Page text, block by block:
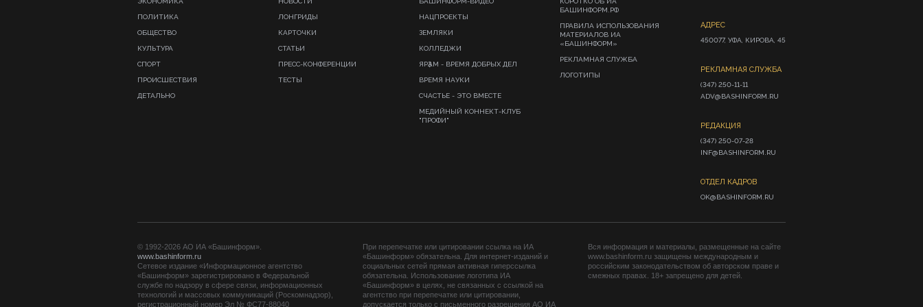
ПОЛИТИКА
ОБЩЕСТВО
КУЛЬТУРА
СПОРТ
ПРОИСШЕСТВИЯ
ДЕТАЛЬНО
ЛОНГРИДЫ
КАРТОЧКИ
СТАТЬИ
ПРЕСС-КОНФЕРЕНЦИИ
ТЕСТЫ
НАЦПРОЕКТЫ
ЗЕМЛЯКИ
КОЛЛЕДЖИ
ЯРҘАМ - ВРЕМЯ ДОБРЫХ ДЕЛ
ВРЕМЯ НАУКИ
СЧАСТЬЕ - ЭТО ВМЕСТЕ
МЕДИЙНЫЙ КОННЕКТ-КЛУБ
"ПРОФИ"
БАШИНФОРМ.РФ
ПРАВИЛА ИСПОЛЬЗОВАНИЯ
МАТЕРИАЛОВ ИА
«БАШИНФОРМ»
РЕКЛАМНАЯ СЛУЖБА
ЛОГОТИПЫ
АДРЕС
450077, УФА, КИРОВА, 45
РЕКЛАМНАЯ СЛУЖБА
(347) 250-11-11
ADV@BASHINFORM.RU
РЕДАКЦИЯ
(347) 250-07-28
INF@BASHINFORM.RU
ОТДЕЛ КАДРОВ
OK@BASHINFORM.RU
© 1992-2026 АО ИА «Башинформ».
www.bashinform.ru
Сетевое издание «Информационное агентство
«Башинформ» зарегистрировано в Федеральной
службе по надзору в сфере связи, информационных
технологий и массовых коммуникаций (Роскомнадзор),
регистрационный номер Эл № ФС77-88040
При перепечатке или цитировании ссылка на ИА
«Башинформ» обязательна. Для интернет-изданий и
социальных сетей прямая активная гиперссылка
обязательна. Использование логотипа ИА
«Башинформ» в целях, не связанных с ссылкой на
агентство при перепечатке или цитировании,
допускается только с письменного разрешения АО ИА
Вся информация и материалы, размещенные на сайте
www.bashinform.ru защищены международным и
российским законодательством об авторском праве и
смежных правах. 18+ запрещено для детей.